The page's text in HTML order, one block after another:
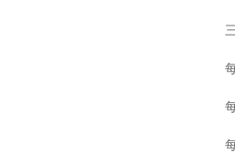
三
每
每
每